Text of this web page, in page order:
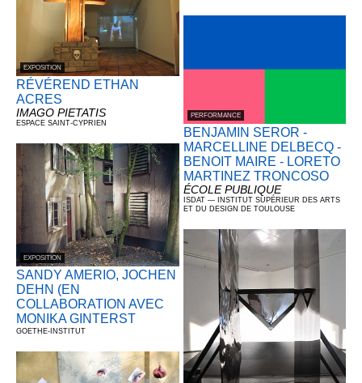
EXPOSITION
RÉVÉREND ETHAN
ACRES
IMAGO PIETATIS
ESPACE SAINT-CYPRIEN
EXPOSITION
SANDY AMERIO, JOCHEN
DEHN (EN
COLLABORATION AVEC
MONIKA GINTERST
GOETHE-INSTITUT
PERFORMANCE
BENJAMIN SEROR -
MARCELLINE DELBECQ -
BENOIT MAIRE - LORETO
MARTINEZ TRONCOSO
ÉCOLE PUBLIQUE
ISDAT — INSTITUT SUPÉRIEUR DES ARTS
ET DU DESIGN DE TOULOUSE